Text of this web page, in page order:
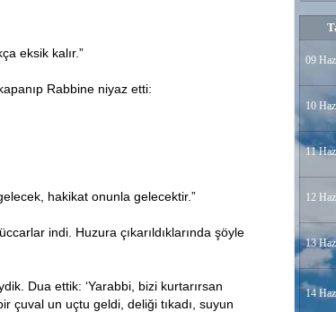
eksik kalır.”
Rabbine niyaz etti:
hakikat onunla gelecektir.”
indi. Huzura çıkarıldıklarında şöyle
Dua ettik: ‘Yarabbi, bizi kurtarırsan
çuval un uçtu geldi, deliği tıkadı, suyun
09
10
11
12
13
14